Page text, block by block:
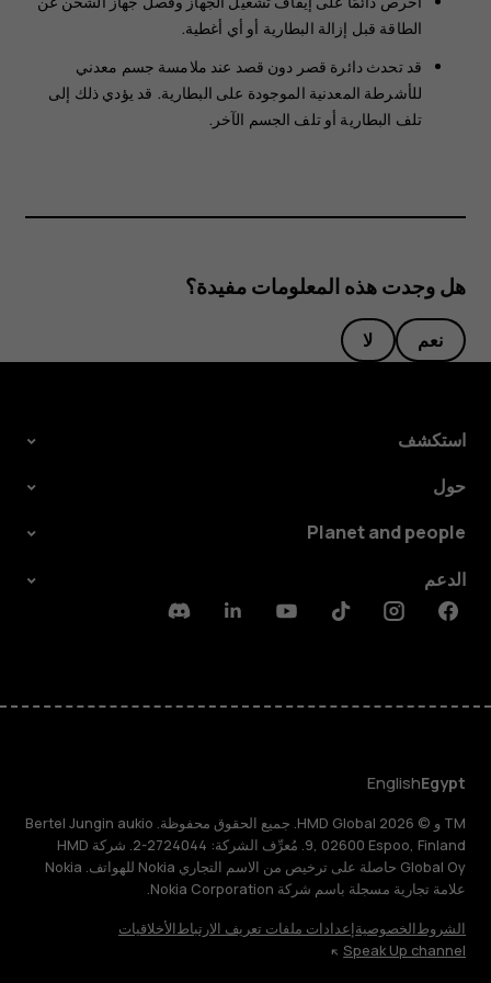
الطاقة قبل إزالة البطارية أو أي أغطية.
قد تحدث دائرة قصر دون قصد عند ملامسة جسم معدني
للأشرطة المعدنية الموجودة على البطارية. قد يؤدي ذلك إلى
تلف البطارية أو تلف الجسم الآخر.
هل وجدت هذه المعلومات مفيدة؟
نعم لا
استكشف
حول
Planet and people
الدعم
Facebook
Instagram
Tiktok
Youtube
Linkedin
Discord
Egypt
English
TM و © 2026 HMD Global. جميع الحقوق محفوظة. Bertel Jungin aukio
9, 02600 Espoo, Finland. مُعرِّف الشركة: 2724044-2. شركة HMD
Global Oy حاصلة على ترخيص من الاسم التجاري Nokia للهواتف. Nokia
علامة تجارية مسجلة باسم شركة Nokia Corporation.
الشروطالخصوصيةإعدادات ملفات تعريف الارتباطالأخلاقيات
Speak Up channel